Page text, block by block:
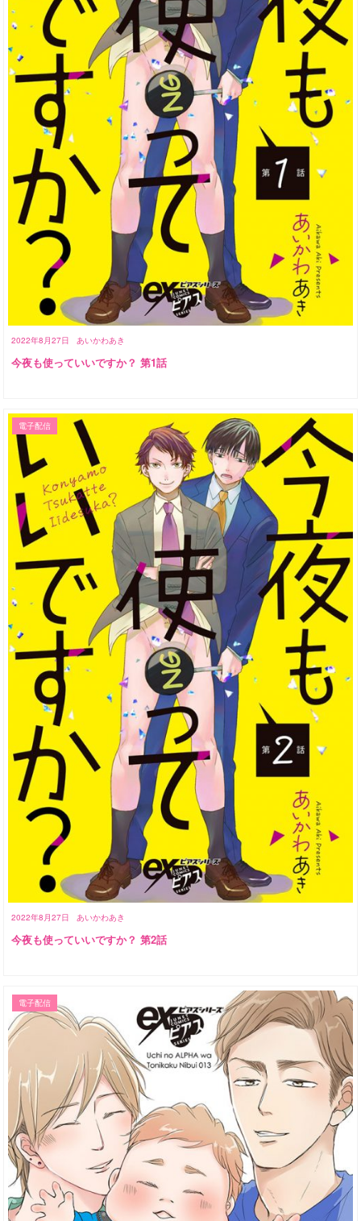
2022年8月27日 あいかわあき
今夜も使っていいですか？ 第1話
2022年8月27日 あいかわあき
電子配信
今夜も使っていいですか？ 第2話
電子配信